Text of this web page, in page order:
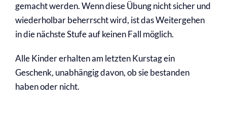
gemacht werden. Wenn diese Übung nicht sicher und
wiederholbar beherrscht wird, ist das Weitergehen
in die nächste Stufe auf keinen Fall möglich.
Alle Kinder erhalten am letzten Kurstag ein
Geschenk, unabhängig davon, ob sie bestanden
haben oder nicht.